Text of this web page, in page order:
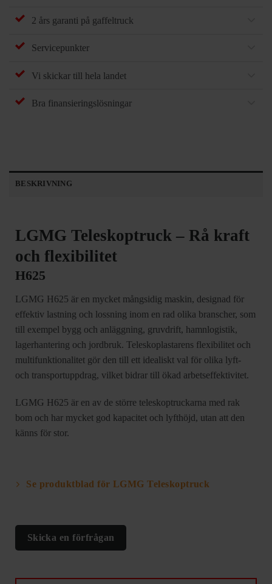
2 års garanti på gaffeltruck
Servicepunkter
Vi skickar till hela landet
Bra finansieringslösningar
BESKRIVNING
LGMG Teleskoptruck – Rå kraft
och flexibilitet
H625
LGMG H625 är en mycket mångsidig maskin, designad för
effektiv lastning och lossning inom en rad olika branscher, som
till exempel bygg och anläggning, gruvdrift, hamnlogistik,
lagerhantering och jordbruk. Teleskoplastarens flexibilitet och
multifunktionalitet gör den till ett idealiskt val för olika lyft-
och transportuppdrag, vilket bidrar till ökad arbetseffektivitet.
LGMG H625 är en av de större teleskoptruckarna med rak
bom och har mycket god kapacitet och lyfthöjd, utan att den
känns för stor.
Se produktblad för LGMG Teleskoptruck
Skicka en förfrågan